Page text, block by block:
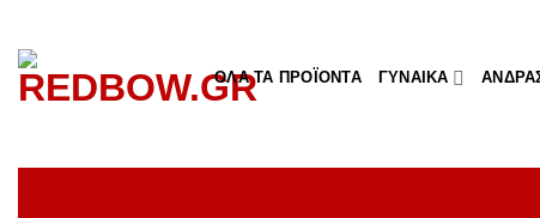
περιεχόμενο
ΌΛΑ ΤΑ ΠΡΟΪΌΝΤΑ ΓΥΝΑΊΚΑ